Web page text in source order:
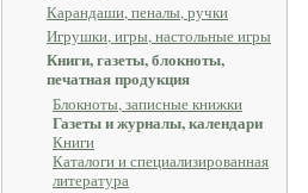
Карандаши, пеналы, ручки
Игрушки, игры, настольные игры
Книги, газеты, блокноты,
печатная продукция
Блокноты, записные книжки
Газеты и журналы, календари
Книги
Каталоги и специализированная
литература